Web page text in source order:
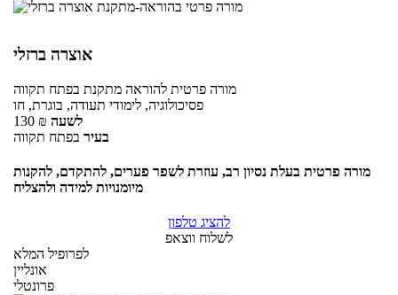
אוצרה ברזלי
מורה פרטית להוראה מתקנת בפתח תקווה
פסיכולוגיה, לימודי תעודה, בוגרת, חו
130 ₪ לשעה
בעיר בפתח תקווה
מורה פרטית בעלת נסיון רב, עוזרת לשפר פערים, להתקדם, להקנות
מיומנויות למידה ולהצליח
להציג טלפון
לשלוח ווצאפ
לפרופיל המלא
אונליין
פרונטלי